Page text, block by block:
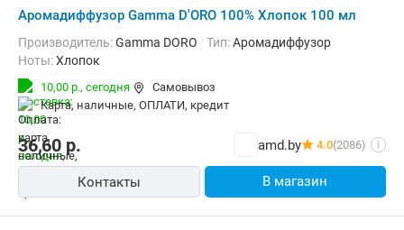
Аромадиффузор Gamma D'ORO 100% Хлопок 100 мл
Производитель:Gamma DORO Тип:Аромадиффузор
Ноты:Хлопок
10,00 р., сегодня
Самовывоз
карта, наличные, ОПЛАТИ, кредит
36,60 р. amd.by 4.0(2086) i
Контакты В магазин